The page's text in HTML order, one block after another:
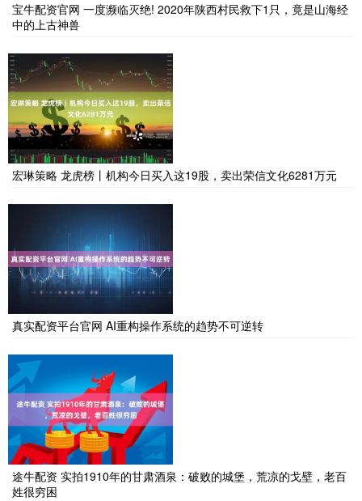
宝牛配资官网 一度濒临灭绝! 2020年陕西村民救下1只，竟是山海经
中的上古神兽
宏琳策略 龙虎榜丨机构今日买入这19股，卖出荣信文化6281万元
真实配资平台官网 AI重构操作系统的趋势不可逆转
途牛配资 实拍1910年的甘肃酒泉：破败的城堡，荒凉的戈壁，老百
姓很穷困